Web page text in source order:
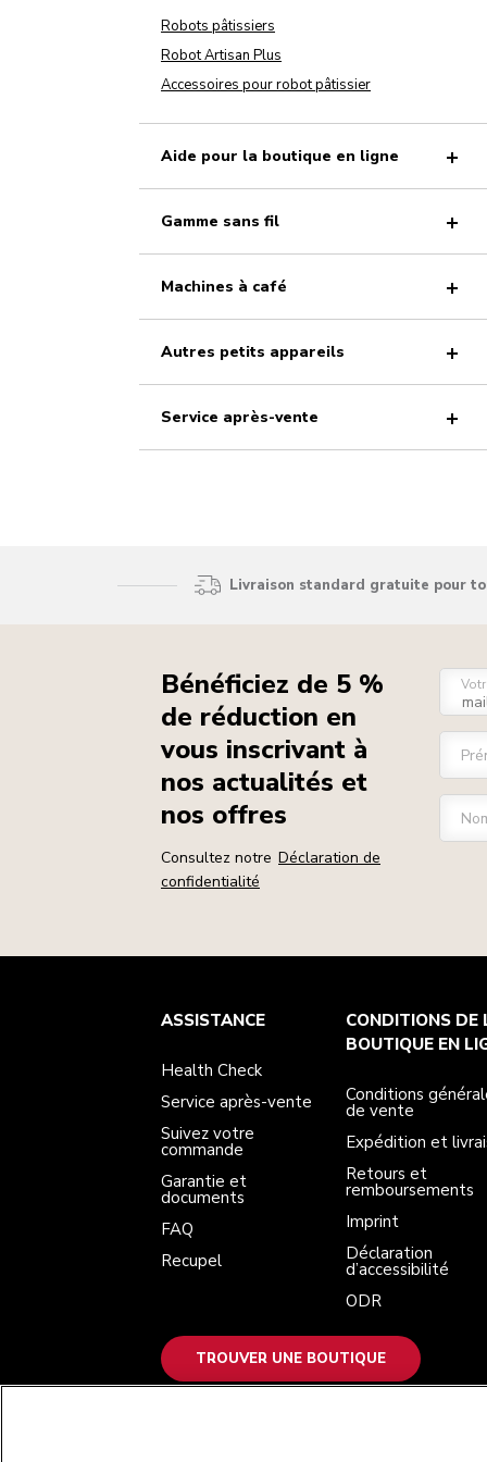
Robots pâtissiers
Robot Artisan Plus
Accessoires pour robot pâtissier
Aide pour la boutique en ligne
Gamme sans fil
Machines à café
Autres petits appareils
Service après-vente
Livraison standard gratuite pour
Bénéficiez de 5 %
de réduction en
vous inscrivant à
nos actualités et
nos offres
Consultez notre Déclaration de
confidentialité
Health Check
Service après-vente
FAQ
Conditions générales de vente
Expédition et livraison
Déclaration d’accessibilité
La marque
Notre histoire
Trouver une boutique
ASSISTANCE
Health Check
Service après-vente
Suivez votre
commande
Garantie et
documents
FAQ
Recupel
CONDITIONS DE
BOUTIQUE EN
Conditions
de vente
Expédition et
Retours et
remboursements
Imprint
Déclaration
d’accessibilité
ODR
TROUVER UNE BOUTIQUE